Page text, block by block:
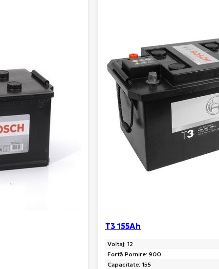
T3 155Ah
Voltaj: 12
Fortă Pornire: 900
Capacitate: 155